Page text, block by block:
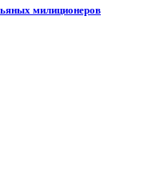
милиционеров